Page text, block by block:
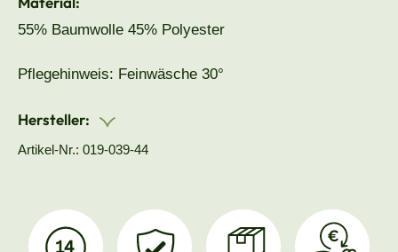
55% Baumwolle 45% Polyester
Pflegehinweis: Feinwäsche 30°
Hersteller:
Artikel-Nr.: 019-039-44